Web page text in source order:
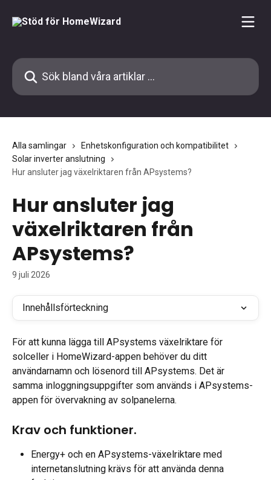
Sök bland våra artiklar …
Alla samlingar
Enhetskonfiguration och kompatibilitet
Solar inverter anslutning
Hur ansluter jag växelriktaren från APsystems?
Hur ansluter jag
växelriktaren från
APsystems?
9 juli 2026
Innehållsförteckning
För att kunna lägga till APsystems växelriktare för
solceller i HomeWizard-appen behöver du ditt
användarnamn och lösenord till APsystems. Det är
samma inloggningsuppgifter som används i APsystems-
appen för övervakning av solpanelerna.
Krav och funktioner.
Energy+ och en APsystems-växelriktare med
internetanslutning krävs för att använda denna